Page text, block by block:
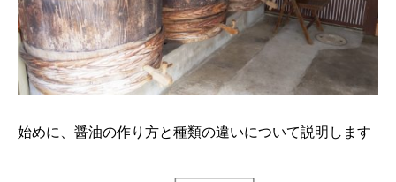
始めに、醤油の作り方と種類の違いについて説明します